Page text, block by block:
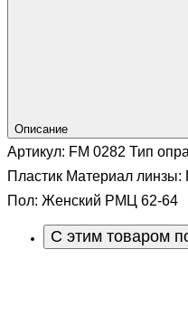
Описание
Артикул: FM 0282 Тип
Пластик Материал
Пол: Женский РМЦ 62-64
С этим товаром